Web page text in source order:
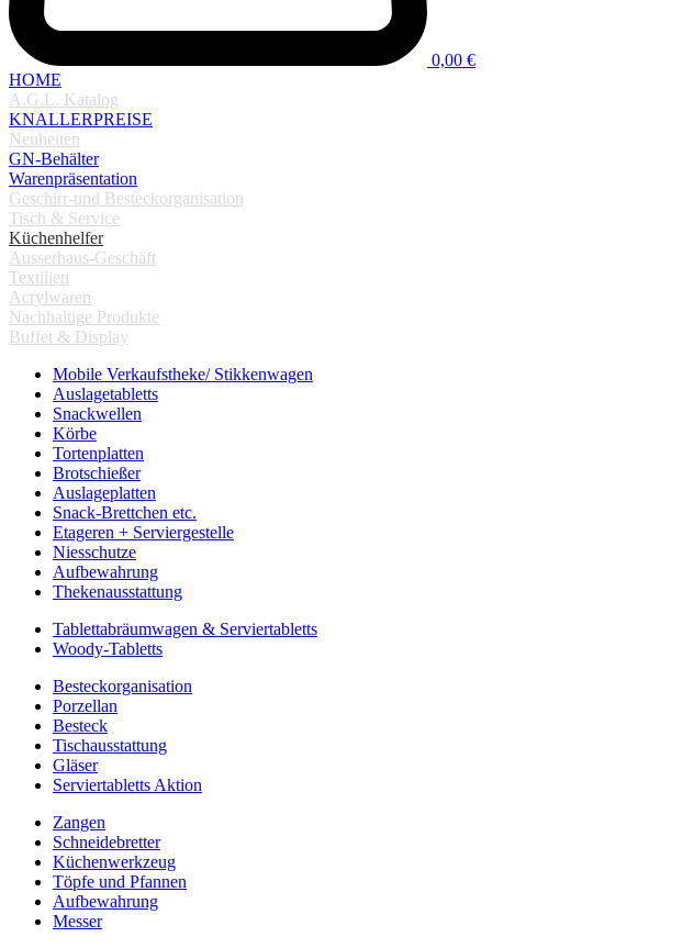
0,00 €
HOME
A.G.L. Katalog
KNALLERPREISE
Neuheiten
GN-Behälter
Warenpräsentation
Geschirr-und Besteckorganisation
Tisch & Service
Küchenhelfer
Ausserhaus-Geschäft
Textilien
Acrylwaren
Nachhaltige Produkte
Buffet & Display
Mobile Verkaufstheke/ Stikkenwagen
Auslagetabletts
Snackwellen
Körbe
Tortenplatten
Brotschießer
Auslageplatten
Snack-Brettchen etc.
Etageren + Serviergestelle
Niesschutze
Aufbewahrung
Thekenausstattung
Tablettabräumwagen & Serviertabletts
Woody-Tabletts
Besteckorganisation
Porzellan
Besteck
Tischausstattung
Gläser
Serviertabletts Aktion
Zangen
Schneidebretter
Küchenwerkzeug
Töpfe und Pfannen
Aufbewahrung
Messer